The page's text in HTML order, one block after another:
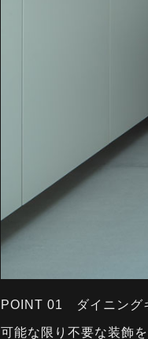
POINT 01 ダイニング
可能な限り不要な装飾